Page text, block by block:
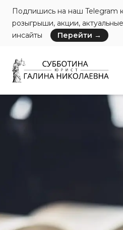
Подпишись на наш Telegram
розыгрыши, акции,
инсайты
Перейти →
Субботина Право